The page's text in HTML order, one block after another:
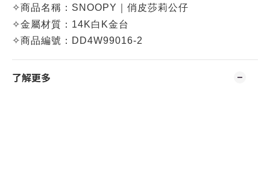
✧商品名稱： SNOOPY｜俏皮莎莉公仔
✧金屬材質：14K白K金台
✧商品編號： DD4W99016-2
了解更多